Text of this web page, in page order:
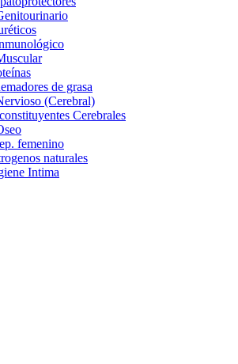
de grasa
(Cerebral)
Cerebrales
femenino
naturales
Intima